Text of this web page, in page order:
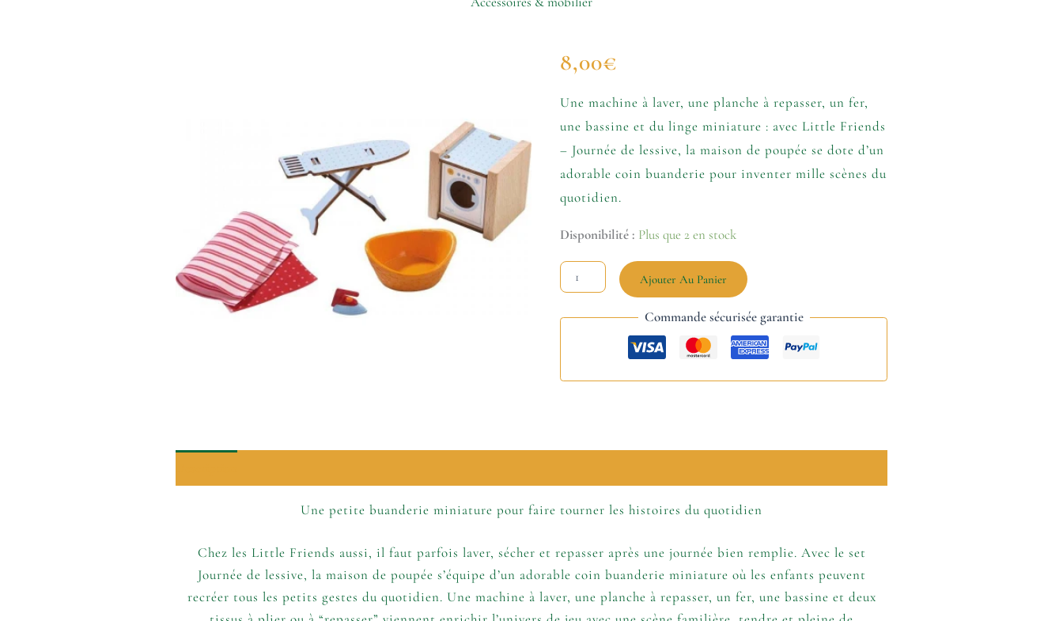
8,00€
Une machine à laver, une planche à repasser, un fer,
une bassine et du linge miniature : avec Little Friends
– Journée de lessive, la maison de poupée se dote d’un
adorable coin buanderie pour inventer mille scènes du
quotidien.
Disponibilité : Plus que 2 en stock
de
Little
–
Journée
lessive
Ajouter Au Panier
Commande sécurisée garantie
Une petite buanderie miniature pour faire tourner les histoires du quotidien
Chez les Little Friends aussi, il faut parfois laver, sécher et repasser après une journée bien remplie. Avec le set
Journée de lessive, la maison de poupée s’équipe d’un adorable coin buanderie miniature où les enfants peuvent
recréer tous les petits gestes du quotidien. Une machine à laver, une planche à repasser, un fer, une bassine et deux